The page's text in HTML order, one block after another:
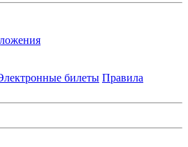
билеты Правила